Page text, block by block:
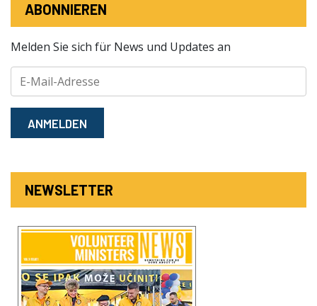
ABONNIEREN
Melden Sie sich für News und Updates an
ANMELDEN
NEWSLETTER